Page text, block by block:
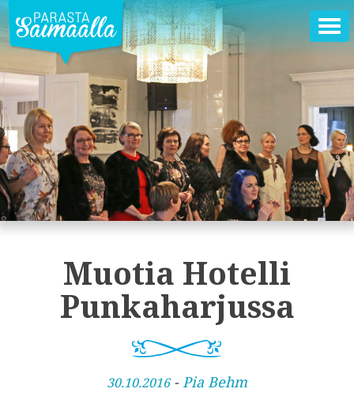
Muotia Hotelli
Punkaharjussa
J30.10.2016-Pia Behm